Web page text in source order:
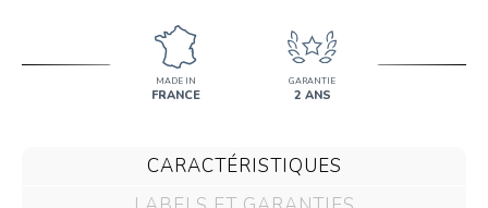
MADE IN
FRANCE
GARANTIE
2 ANS
CARACTÉRISTIQUES